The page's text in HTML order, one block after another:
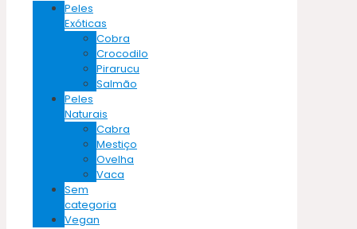
Peles
Exóticas
Cobra
Crocodilo
Pirarucu
Salmão
Peles
Naturais
Cabra
Mestiço
Ovelha
Vaca
Sem
categoria
Vegan